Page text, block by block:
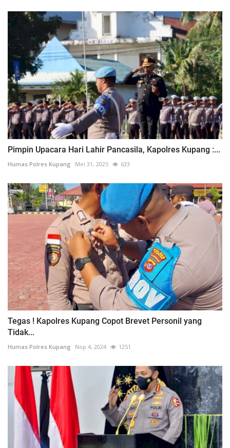
Pimpin Upacara Hari Lahir Pancasila, Kapolres Kupang :...
Humas Polres Kupang Mei 31, 2025 633
Tegas ! Kapolres Kupang Copot Brevet Personil yang
Tidak...
Humas Polres Kupang Nop 4, 2024 1251